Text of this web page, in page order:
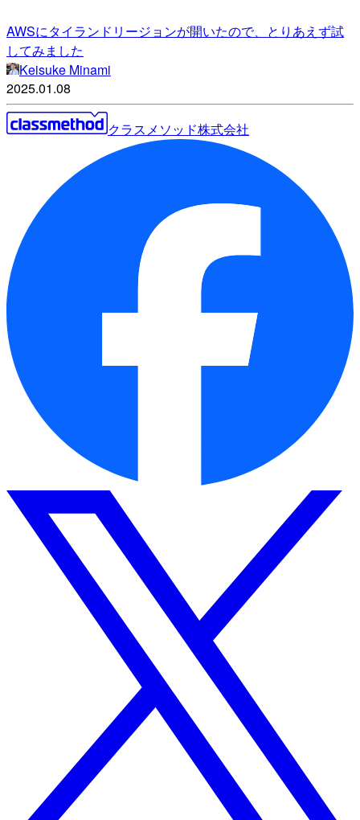
AWSにタイランドリージョンが開いたので、とりあえず試
してみました
Keisuke Minami
2025.01.08
クラスメソッド株式会社